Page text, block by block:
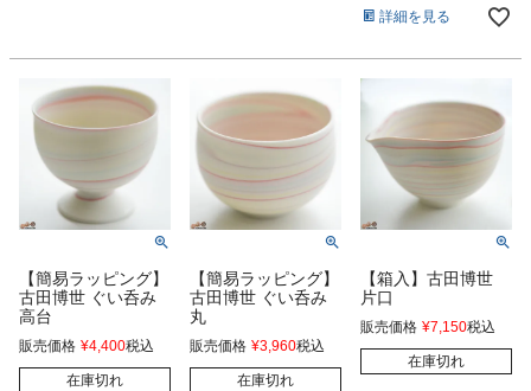
詳細を見る
【簡易ラッピング】
古田博世 ぐい呑み
高台
販売価格 ¥4,400税込
在庫切れ
【簡易ラッピング】
古田博世 ぐい呑み
丸
販売価格 ¥3,960税込
在庫切れ
【箱入】古田博世
片口
販売価格 ¥7,150税込
在庫切れ